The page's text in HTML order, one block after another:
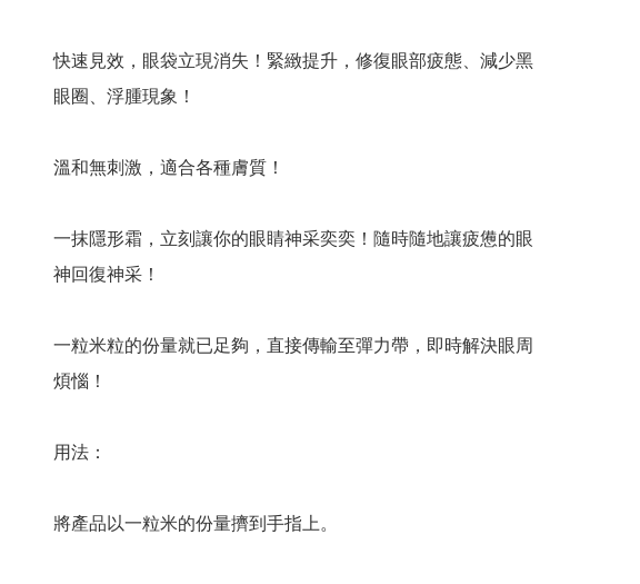
快速見效，眼袋立現消失！緊緻提升，修復眼部疲態、減少黑
眼圈、浮腫現象！
溫和無刺激，適合各種膚質！
一抹隱形霜，立刻讓你的眼睛神采奕奕！隨時隨地讓疲憊的眼
神回復神采！
一粒米粒的份量就已足夠，直接傳輸至彈力帶，即時解決眼周
煩惱！
用法：
將產品以一粒米的份量擠到手指上。